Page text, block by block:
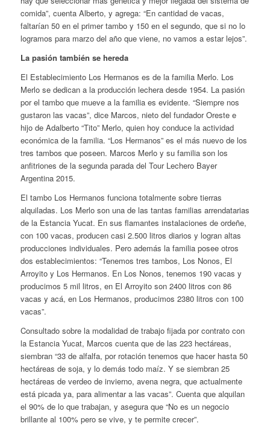
comida”, cuenta Alberto, y agrega: “En cantidad de vacas,
faltarían 50 en el primer tambo y 150 en el segundo, que si no lo
logramos para marzo del año que viene, no vamos a estar lejos”.
La pasión también se hereda
El Establecimiento Los Hermanos es de la familia Merlo. Los
Merlo se dedican a la producción lechera desde 1954. La pasión
por el tambo que mueve a la familia es evidente. “Siempre nos
gustaron las vacas”, dice Marcos, nieto del fundador Oreste e
hijo de Adalberto “Tito” Merlo, quien hoy conduce la actividad
económica de la familia. “Los Hermanos” es el más nuevo de los
tres tambos que poseen. Marcos Merlo y su familia son los
anfitriones de la segunda parada del Tour Lechero Bayer
Argentina 2015.
El tambo Los Hermanos funciona totalmente sobre tierras
alquiladas. Los Merlo son una de las tantas familias arrendatarias
de la Estancia Yucat. En sus flamantes instalaciones de ordeñe,
con 100 vacas, producen casi 2.500 litros diarios y logran altas
producciones individuales. Pero además la familia posee otros
dos establecimientos: “Tenemos tres tambos, Los Nonos, El
Arroyito y Los Hermanos. En Los Nonos, tenemos 190 vacas y
producimos 5 mil litros, en El Arroyito son 2400 litros con 86
vacas y acá, en Los Hermanos, producimos 2380 litros con 100
vacas”.
Consultado sobre la modalidad de trabajo fijada por contrato con
la Estancia Yucat, Marcos cuenta que de las 223 hectáreas,
siembran “33 de alfalfa, por rotación tenemos que hacer hasta 50
hectáreas de soja, y lo demás todo maíz. Y se siembran 25
hectáreas de verdeo de invierno, avena negra, que actualmente
está picada ya, para alimentar a las vacas”. Cuenta que alquilan
el 90% de lo que trabajan, y asegura que “No es un negocio
brillante al 100% pero se vive, y te permite crecer”.